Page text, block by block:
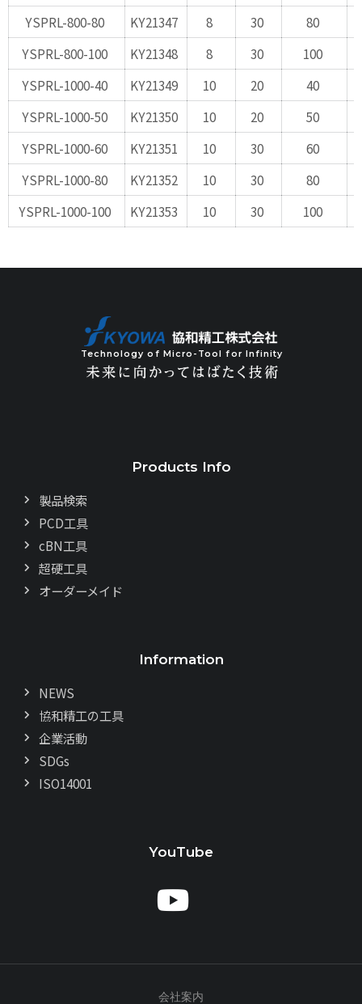
YSPRL-800-80
KY21347 8 30 80
YSPRL-800-100
KY21348 8 30 100
YSPRL-1000-40
KY21349 10 20 40
YSPRL-1000-50
KY21350 10 20 50
YSPRL-1000-60
KY21351 10 30 60
YSPRL-1000-80
KY21352 10 30 80
YSPRL-1000-100
KY21353 10 30 100
Technology of Micro-Tool for Infinity
Products Info
製品検索
PCD工具
cBN工具
超硬工具
オーダーメイド
Information
NEWS
協和精工の工具
企業活動
SDGs
ISO14001
YouTube
会社案内